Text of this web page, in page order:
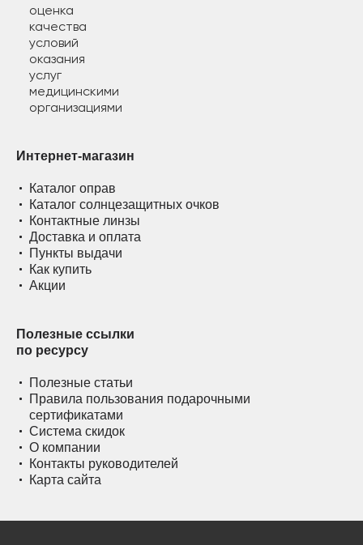
Интернет-магазин
Каталог оправ
Каталог солнцезащитных очков
Контактные линзы
Доставка и оплата
Пункты выдачи
Как купить
Акции
Полезные ссылки
по ресурсу
Полезные статьи
Правила пользования подарочными
сертификатами
Система скидок
О компании
Контакты руководителей
Карта сайта